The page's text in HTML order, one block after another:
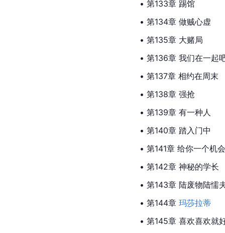
• 第133章 踢馆
• 第134章 做贼心虚
• 第135章 大赌局
• 第136章 我们在一起
• 第137章 相约在周末
• 第138章 强抢
• 第139章 有一种人
• 第140章 踏入门中
• 第141章 给你一个机会
• 第142章 神秘的学长
• 第143章 陆废物陆懦
• 第144章 玛莎拉蒂
• 第145章 喜欢喜欢就